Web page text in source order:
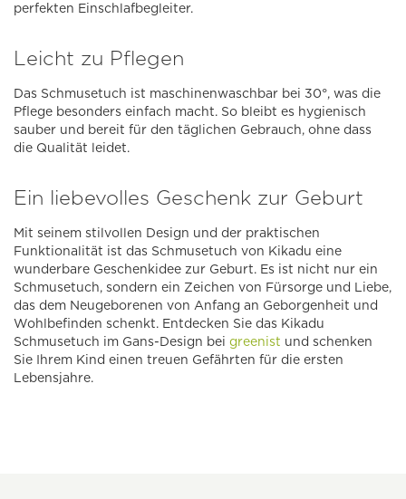
perfekten Einschlafbegleiter.
Leicht zu Pflegen
Das Schmusetuch ist maschinenwaschbar bei 30°, was die
Pflege besonders einfach macht. So bleibt es hygienisch
sauber und bereit für den täglichen Gebrauch, ohne dass
die Qualität leidet.
Ein liebevolles Geschenk zur Geburt
Mit seinem stilvollen Design und der praktischen
Funktionalität ist das Schmusetuch von Kikadu eine
wunderbare Geschenkidee zur Geburt. Es ist nicht nur ein
Schmusetuch, sondern ein Zeichen von Fürsorge und Liebe,
das dem Neugeborenen von Anfang an Geborgenheit und
Wohlbefinden schenkt. Entdecken Sie das Kikadu
Schmusetuch im Gans-Design bei greenist und schenken
Sie Ihrem Kind einen treuen Gefährten für die ersten
Lebensjahre.